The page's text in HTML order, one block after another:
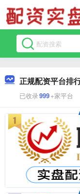
正规配资平台排
已收录999+家平台